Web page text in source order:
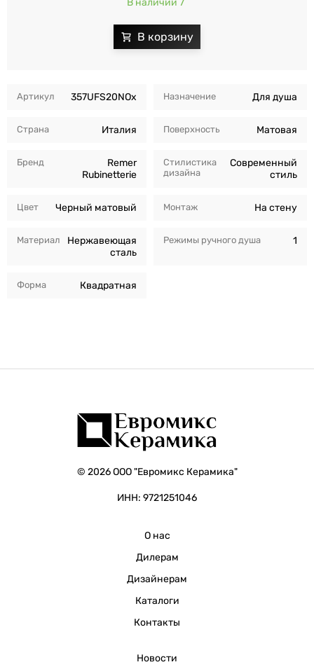
Артикул 357UFS20NOx
Страна Италия
Бренд
Remer
Rubinetterie
Цвет Черный матовый
Материал
Нержавеющая
сталь
Форма Квадратная
Назначение Для душа
Поверхность Матовая
Стилистика
дизайна
Современный
стиль
Монтаж На стену
Режимы ручного душа 1
© 2026 ООО "Евромикс Керамика"
ИНН: 9721251046
О нас
Дилерам
Дизайнерам
Каталоги
Контакты
Новости